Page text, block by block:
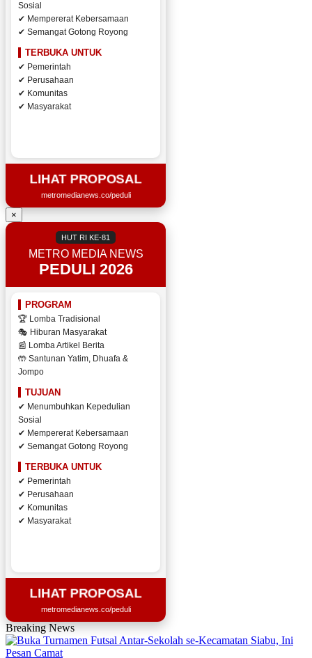
Sosial
✔ Mempererat Kebersamaan
✔ Semangat Gotong Royong
TERBUKA UNTUK
✔ Pemerintah
✔ Perusahaan
✔ Komunitas
✔ Masyarakat
LIHAT PROPOSAL
metromedianews.co/peduli
×
HUT RI KE-81
METRO MEDIA NEWS
PEDULI 2026
PROGRAM
🏆 Lomba Tradisional
🎭 Hiburan Masyarakat
📰 Lomba Artikel Berita
🤲 Santunan Yatim, Dhuafa &
Jompo
TUJUAN
✔ Menumbuhkan Kepedulian
Sosial
✔ Mempererat Kebersamaan
✔ Semangat Gotong Royong
TERBUKA UNTUK
✔ Pemerintah
✔ Perusahaan
✔ Komunitas
✔ Masyarakat
LIHAT PROPOSAL
metromedianews.co/peduli
Breaking News